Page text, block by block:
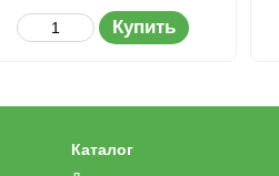
Купить
Каталог